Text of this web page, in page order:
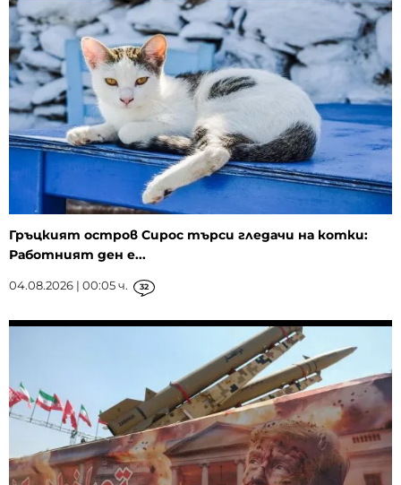
Гръцкият остров Сирос търси гледачи на котки:
Работният ден е...
04.08.2026 | 00:05 ч. 32